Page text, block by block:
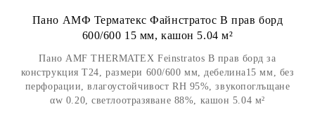
Пано АМФ Терматекс Файнстратос B прав борд
600/600 15 мм, кашон 5.04 м²
Пано AMF THERMATEX Feinstratos B прав борд за
конструкция Т24, размери 600/600 мм, дебелина15 мм, без
перфорации, влагоустойчивост RH 95%, звукопоглъщане
αw 0.20, светлоотразяване 88%, кашон 5.04 м²